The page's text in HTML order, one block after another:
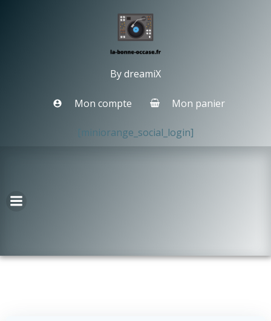
au
contenu
By dreamiX
Mon compte Mon panier
[miniorange_social_login]